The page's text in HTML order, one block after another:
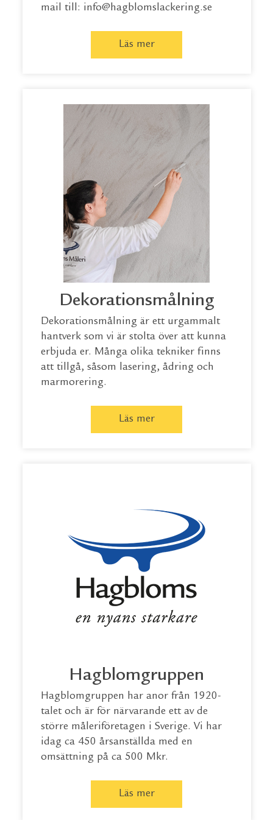
mail till: info@hagblomslackering.se
Läs mer
Dekorationsmålning
Dekorationsmålning är ett urgammalt
hantverk som vi är stolta över att kunna
erbjuda er. Många olika tekniker finns
att tillgå, såsom lasering, ådring och
marmorering.
Läs mer
Hagblomgruppen
Hagblomgruppen har anor från 1920-
talet och är för närvarande ett av de
större måleriföretagen i Sverige. Vi har
idag ca 450 årsanställda med en
omsättning på ca 500 Mkr.
Läs mer